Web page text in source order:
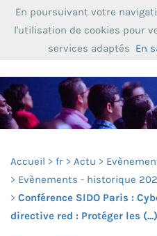
Accueil fr Actu
Evènements - historique
Conférence SIDO Paris :
directive red : Protéger les (...)
En poursuivant votre
l'utilisation de cookies pour
services adaptés En